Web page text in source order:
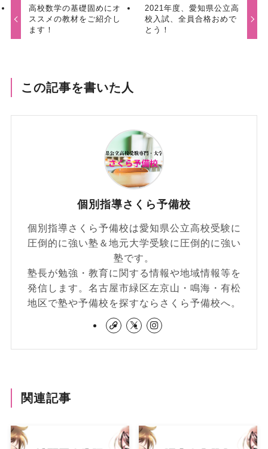
高校数学の基礎固めにオ
ススメの教材をご紹介し
ます！
2021年度、愛知県公立高
校入試、全員合格おめで
とう！
この記事を書いた人
個別指導さくら予備校
個別指導さくら予備校は愛知県公立高校受験に
圧倒的に強い塾＆地元大学受験に圧倒的に強い
塾です。
塾長が勉強・教育に関する情報や地域情報等を
発信します。名古屋市緑区左京山・鳴海・有松
地区で塾や予備校を探すならさくら予備校へ。
関連記事